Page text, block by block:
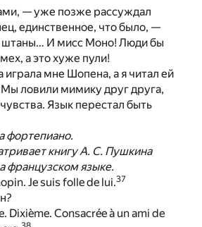
— уже позже рассуждал
единственное, что было, —
штаны… И мисс Моно! Люди бы
а это хуже пули!
мне Шопена, а я читал ей
ловили мимику друг друга,
Язык перестал быть
фортепиано.
книгу А. С. Пушкина
французском языке.
Je suis folle de lui.37
Dixième. Consacrée à un ami de